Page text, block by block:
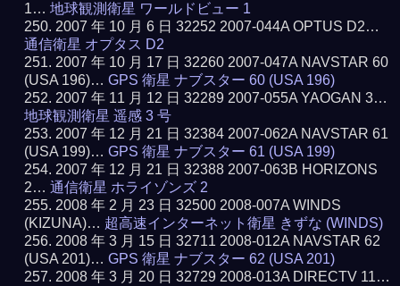
1…地球観測衛星 ワールドビュー 1
2007 年 10 月 6 日 32252 2007-044A OPTUS D2…
通信衛星 オプタス D2
2007 年 10 月 17 日 32260 2007-047A NAVSTAR 60
(USA 196)…GPS 衛星 ナブスター 60 (USA 196)
2007 年 11 月 12 日 32289 2007-055A YAOGAN 3…
地球観測衛星 遥感 3 号
2007 年 12 月 21 日 32384 2007-062A NAVSTAR 61
(USA 199)…GPS 衛星 ナブスター 61 (USA 199)
2007 年 12 月 21 日 32388 2007-063B HORIZONS
2…通信衛星 ホライゾンズ 2
2008 年 2 月 23 日 32500 2008-007A WINDS
(KIZUNA)… 超高速インターネット衛星 きずな (WINDS)
2008 年 3 月 15 日 32711 2008-012A NAVSTAR 62
(USA 201)…GPS 衛星 ナブスター 62 (USA 201)
2008 年 3 月 20 日 32729 2008-013A DIRECTV 11…